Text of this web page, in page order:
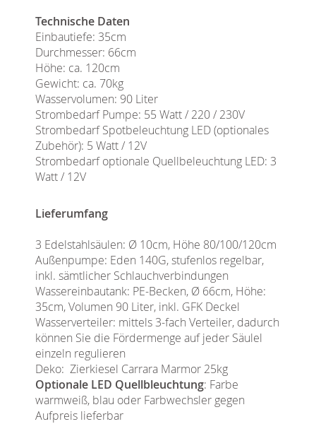
Technische Daten
Einbautiefe: 35cm
Durchmesser: 66cm
Höhe: ca. 120cm
Gewicht: ca. 70kg
Wasservolumen: 90 Liter
Strombedarf Pumpe: 55 Watt / 220 / 230V
Strombedarf Spotbeleuchtung LED (optionales
Zubehör): 5 Watt / 12V
Strombedarf optionale Quellbeleuchtung LED: 3
Watt / 12V
Lieferumfang
3 Edelstahlsäulen: Ø 10cm, Höhe 80/100/120cm
Außenpumpe: Eden 140G, stufenlos regelbar,
inkl. sämtlicher Schlauchverbindungen
Wassereinbautank: PE-Becken, Ø 66cm, Höhe:
35cm, Volumen 90 Liter, inkl. GFK Deckel
Wasserverteiler: mittels 3-fach Verteiler, dadurch
können Sie die Fördermenge auf jeder Säulel
einzeln regulieren
Deko: Zierkiesel Carrara Marmor 25kg
Optionale LED Quellbleuchtung: Farbe
warmweiß, blau oder Farbwechsler gegen
Aufpreis lieferbar